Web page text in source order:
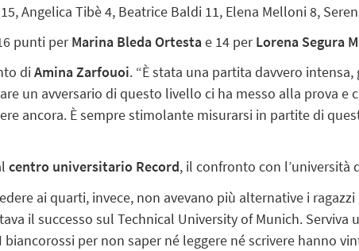
Angelica Tibè 4, Beatrice Baldi 11, Elena Melloni 8,
punti perMarina Bleda Ortestae 14 perLorena Segura
diAmina Zarfouoi. “È stata una partita davvero
un avversario di questo livello ci ha messo alla prova e
ancora. È sempre stimolante misurarsi in partite di
centro universitario Record, il confronto con l’università
ai quarti, invece, non avevano più alternative i
il successo sul Technical University of Munich.
biancorossi per non saper né leggere né scrivere hanno